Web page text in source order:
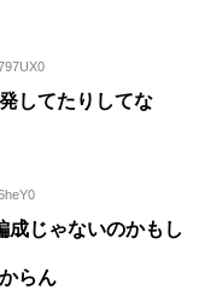
してたりしてな
成じゃないのかもし
らん